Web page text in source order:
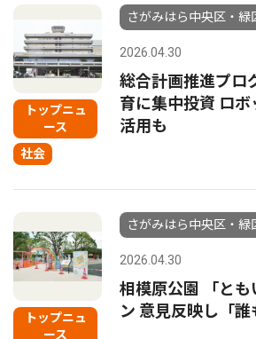
トップニュ
ース
社会
さがみはら中央区・緑
2026.04.30
総合計画推進プロ
育に集中投資 ロ
活用も
トップニュ
ース
さがみはら中央区・緑
2026.04.30
相模原公園 「と
ン 意見反映し「